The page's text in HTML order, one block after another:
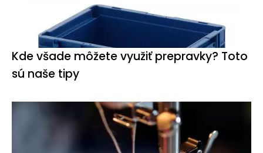
Kde všade môžete využiť prepravky? Toto
sú naše tipy